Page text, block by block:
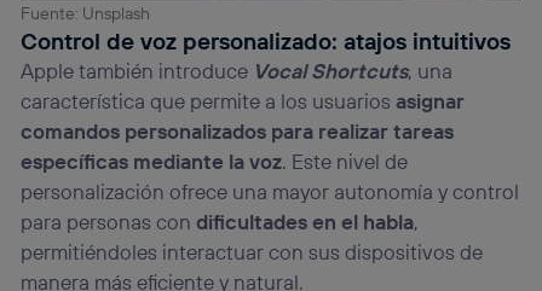
Fuente: Unsplash
Control de voz personalizado: atajos intuitivos
Apple también introduce Vocal Shortcuts, una
característica que permite a los usuarios asignar
comandos personalizados para realizar tareas
específicas mediante la voz. Este nivel de
personalización ofrece una mayor autonomía y control
para personas condificultades en el habla,
permitiéndoles interactuar con sus dispositivos de
manera más eficiente y natural.